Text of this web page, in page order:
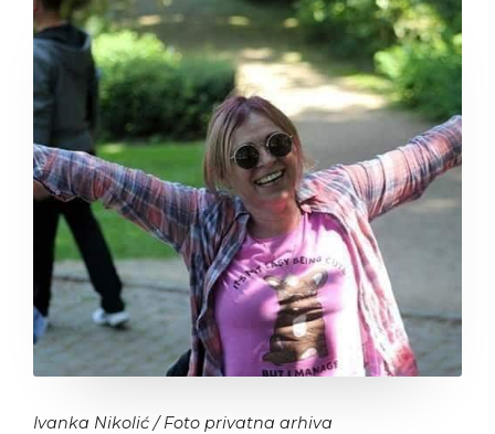
Ivanka Nikolić / Foto privatna arhiva